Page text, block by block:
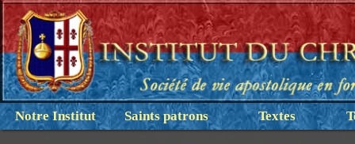
Notre Institut Saints patrons Textes